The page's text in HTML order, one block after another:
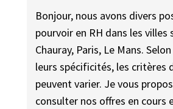
Bonjour, nous avons divers
pourvoir en RH dans les villes
Chauray, Paris, Le Mans.
leurs spécificités, les critères
peuvent varier. Je vous
consulter nos offres en cours